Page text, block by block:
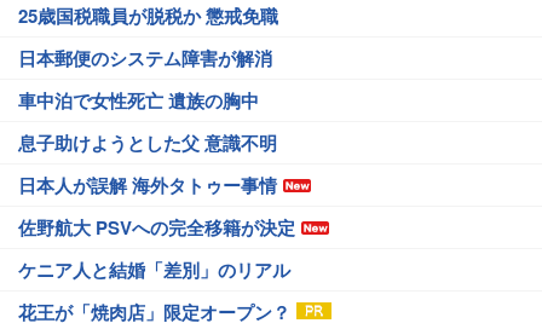
25歳国税職員が脱税か 懲戒免職
日本郵便のシステム障害が解消
車中泊で女性死亡 遺族の胸中
息子助けようとした父 意識不明
日本人が誤解 海外タトゥー事情
佐野航大 PSVへの完全移籍が決定
ケニア人と結婚「差別」のリアル
花王が「焼肉店」限定オープン？